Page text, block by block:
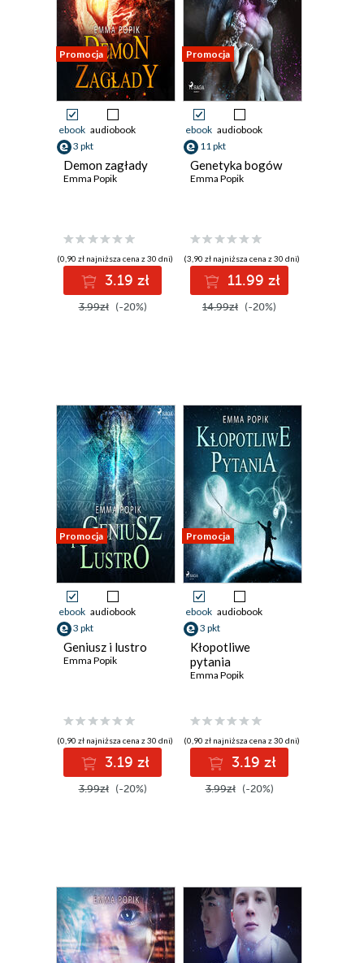
Promocja
ebook audiobook
3 pkt
Demon zagłady
Emma Popik
(0,90 zł najniższa cena z 30 dni)
3.19 zł
3.99zł (-20%)
Promocja
ebook audiobook
11 pkt
Genetyka bogów
Emma Popik
(3,90 zł najniższa cena z 30 dni)
11.99 zł
14.99zł (-20%)
Promocja
ebook audiobook
3 pkt
Geniusz i lustro
Emma Popik
(0,90 zł najniższa cena z 30 dni)
3.19 zł
3.99zł (-20%)
Promocja
ebook audiobook
3 pkt
Kłopotliwe
pytania
Emma Popik
(0,90 zł najniższa cena z 30 dni)
3.19 zł
3.99zł (-20%)